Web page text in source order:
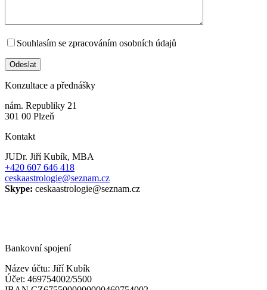
Souhlasím se zpracováním osobních údajů
Konzultace a přednášky
nám. Republiky 21
301 00 Plzeň
Kontakt
JUDr. Jiří Kubík, MBA
+420 607 646 418
ceskaastrologie@seznam.cz
Skype: ceskaastrologie@seznam.cz
Bankovní spojení
Název účtu: Jiří Kubík
Účet: 469754002/5500